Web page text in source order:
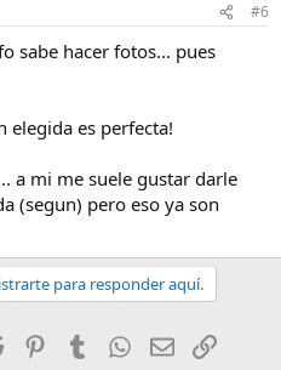
#6
sabe hacer fotos... pues
elegida es perfecta!
a mi me suele gustar darle
(segun) pero eso ya son
para responder aquí.
Reddit PinterestTumblr WhatsApp
EmailEnlace